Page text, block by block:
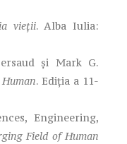
vieții. Alba Iulia:
și Mark G.
. Ediția a 11-
Engineering,
Field of Human